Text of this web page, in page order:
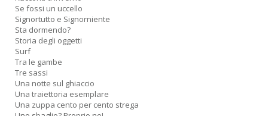
Se fossi un uccello
Signortutto e Signorniente
Sta dormendo?
Storia degli oggetti
Surf
Tra le gambe
Tre sassi
Una notte sul ghiaccio
Una traiettoria esemplare
Una zuppa cento per cento strega